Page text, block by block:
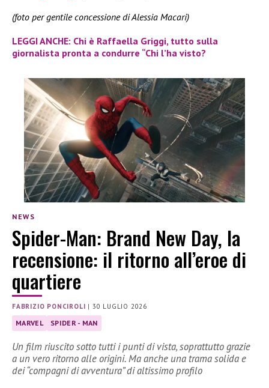
(foto per gentile concessione di Alessia Macari)
LEGGI ANCHE: Chi è Raffaella Griggi, tutto sulla
giornalista pronta a condurre “Chi l’ha visto?
NEWS
Spider-Man: Brand New Day, la
recensione: il ritorno all’eroe di
quartiere
FABRIZIO PONCIROLI | 30 LUGLIO 2026
MARVEL SPIDER - MAN
Un film riuscito sotto tutti i punti di vista, soprattutto grazie
a un vero ritorno alle origini. Ma anche una trama solida e
dei “compagni di avventura” di altissimo profilo